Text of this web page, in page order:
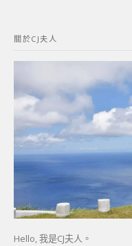
字:
關於CJ夫人
Hello, 我是CJ夫人。